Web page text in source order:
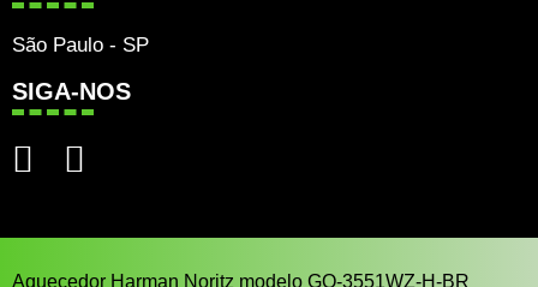
São Paulo - SP
SIGA-NOS
Aquecedor Harman Noritz modelo GQ-3551WZ-H-BR